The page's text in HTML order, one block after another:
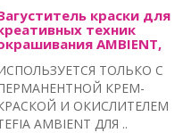
краски для
техник
AMBIENT,
ТОЛЬКО С
КРЕМ-
И ОКИСЛИТЕЛЕМ
AMBIENT ДЛЯ ..